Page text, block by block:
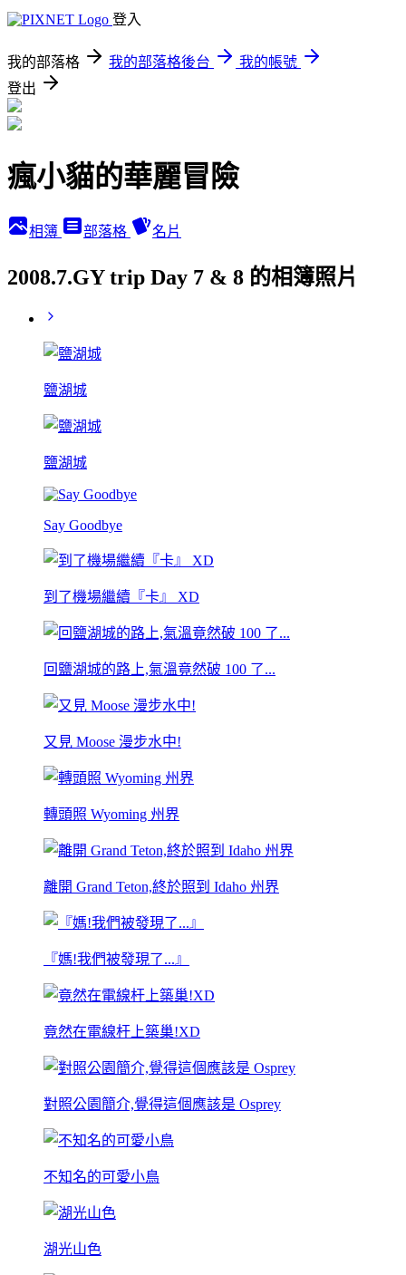
登入
我的部落格 我的部落格後台
我的帳號
登出
瘋小貓的華麗冒險
相簿 部落格 名片
2008.7.GY trip Day 7 & 8 的相簿照片
鹽湖城
鹽湖城
Say Goodbye
到了機場繼續『卡』 XD
回鹽湖城的路上,氣溫竟然破 100 了...
又見 Moose 漫步水中!
轉頭照 Wyoming 州界
離開 Grand Teton,終於照到 Idaho 州界
『媽!我們被發現了...』
竟然在電線杆上築巢!XD
對照公園簡介,覺得這個應該是 Osprey
不知名的可愛小鳥
湖光山色